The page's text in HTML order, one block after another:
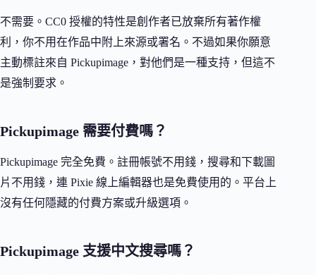
不需要。CC0 授權的特性是創作者已放棄所有著作權
利，你不用在作品中附上來源或署名。不過如果你願意
主動標註來自 Pickupimage，對他們是一種支持，但這不
是強制要求。
Pickupimage 需要付費嗎？
Pickupimage 完全免費。註冊帳號不用錢，搜尋和下載圖
片不用錢，連 Pixie 線上編輯器也是免費使用的。平台上
沒有任何隱藏的付費方案或升級選項。
Pickupimage 支援中文搜尋嗎？